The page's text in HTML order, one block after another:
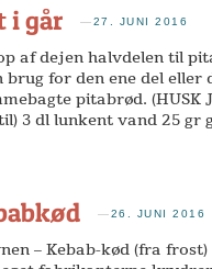
i går —27. JUNI 2016
af dejen halvdelen til
brug for den ene del
pitabrød. (HUSK
3 dl lunkent vand 25
—26. JUNI 2016
– Kebab-kød (fra